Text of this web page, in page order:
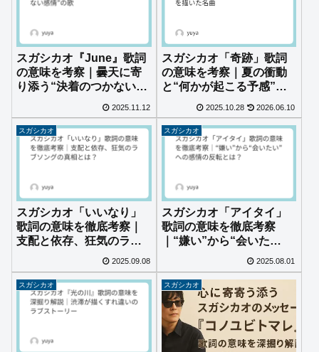
スガシカオ『June』歌詞
の意味を考察｜曇天に寄
り添う“決着のつかない感
2025.11.12
スガシカオ「奇跡」歌詞
の意味を考察｜夏の衝動
と“何かが起こる予感”を
2025.10.28 2026.06.10
スガシカオ
スガシカオ「いいなり」
歌詞の意味を徹底考察｜
支配と依存、狂気のラブ
ソングの真相とは？
2025.09.08
スガシカオ
スガシカオ「アイタイ」
歌詞の意味を徹底考察
｜“嫌い”から“会いた
い”への感情の反転とは？
2025.08.01
スガシカオ スガシカオ